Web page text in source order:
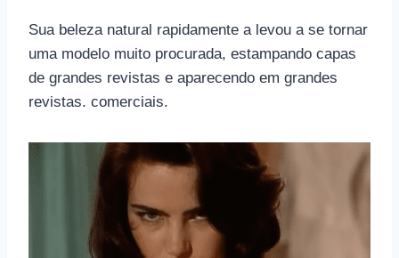
Sua beleza natural rapidamente a levou a se tornar
uma modelo muito procurada, estampando capas
de grandes revistas e aparecendo em grandes
revistas. comerciais.